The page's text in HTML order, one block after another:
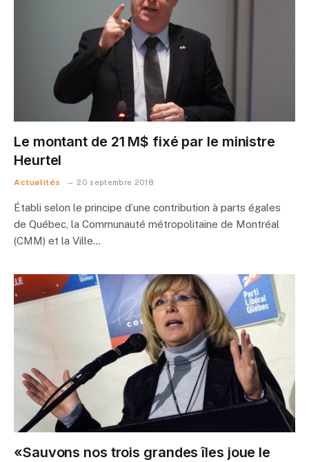
Le montant de 21 M$ fixé par le ministre
Heurtel
Actualités 20 septembre 2018
Établi selon le principe d’une contribution à parts égales
de Québec, la Communauté métropolitaine de Montréal
(CMM) et la Ville…
«Sauvons nos trois grandes îles joue le